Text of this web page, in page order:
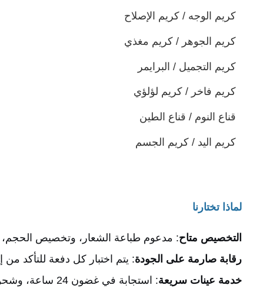
كريم الوجه / كريم الإصلاح
كريم الجوهر / كريم مغذي
كريم التجميل / البرايمر
كريم فاخر / كريم لؤلؤي
قناع النوم / قناع الطين
كريم اليد / كريم الجسم
لماذا تختارنا
التخصيص متاح: مدعوم طباعة الشعار، وتخصيص الحجم،
رقابة صارمة على الجودة: يتم اختبار كل دفعة للتأكد
خدمة عينات سريعة: استجابة في غضون 24 ساعة، وشحن العينات في 3-5 أيام لتسريع وقت وصولك إلى السوق.